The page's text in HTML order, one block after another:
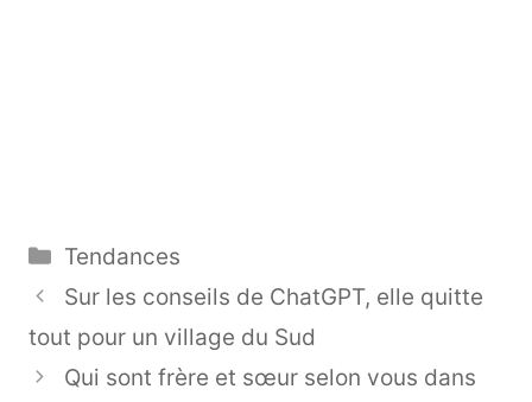
Catégories
Tendances
Sur les conseils de ChatGPT, elle quitte
tout pour un village du Sud
Qui sont frère et sœur selon vous dans